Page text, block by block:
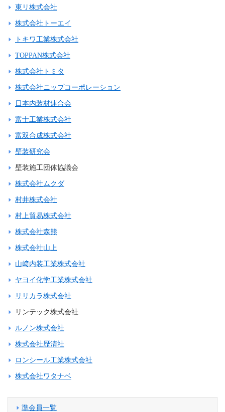
東リ株式会社
株式会社トーエイ
トキワ工業株式会社
TOPPAN株式会社
株式会社トミタ
株式会社ニップコーポレーション
日本内装材連合会
富士工業株式会社
富双合成株式会社
壁装研究会
壁装施工団体協議会
株式会社ムクダ
村井株式会社
村上貿易株式会社
株式会社森熊
株式会社山上
山﨑内装工業株式会社
ヤヨイ化学工業株式会社
リリカラ株式会社
リンテック株式会社
ルノン株式会社
株式会社歴清社
ロンシール工業株式会社
株式会社ワタナベ
準会員一覧